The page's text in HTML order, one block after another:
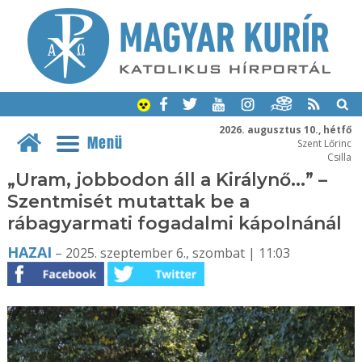
2026. augusztus 10., hétfő
Szent Lőrinc
Csilla
Menü
„Uram, jobbodon áll a Királynő...” –
Szentmisét mutattak be a
rábagyarmati fogadalmi kápolnánál
HAZAI – 2025. szeptember 6., szombat | 11:03